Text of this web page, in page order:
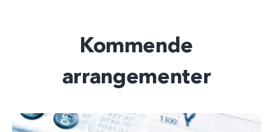
Kommende
arrangementer